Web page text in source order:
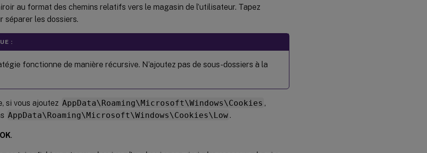
au format des chemins relatifs vers le magasin de l’utilisateur. Tapez
séparer les dossiers.
:
fonctionne de manière récursive. N’ajoutez pas de sous-dossiers à la
si vous ajoutez AppData\Roaming\Microsoft\Windows\Cookies ,
AppData\Roaming\Microsoft\Windows\Cookies\Low .
OK.